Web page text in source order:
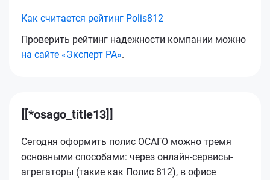
Как считается рейтинг Polis812
Проверить рейтинг надежности компании можно
на сайте «Эксперт РА».
[[*osago_title13]]
Сегодня оформить полис ОСАГО можно тремя
основными способами: через онлайн-сервисы-
агрегаторы (такие как Полис 812), в офисе